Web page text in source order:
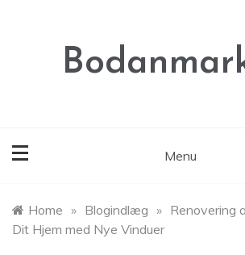
Menu
Home » Blogindlæg » Renovering
Dit Hjem med Nye Vinduer